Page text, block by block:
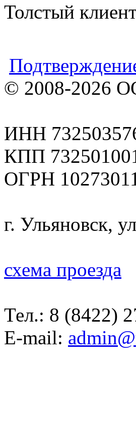
Толстый
© 2008-2026
ИНН
КПП
ОГРН
г. Ульяновск,
схема проезда
Тел.: 8 (8422)
E-mail: